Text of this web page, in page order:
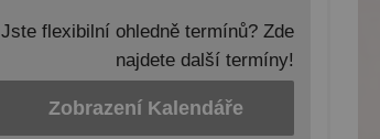
Jste flexibilní ohledně termínů? Zde
najdete další termíny!
Zobrazení Kalendáře